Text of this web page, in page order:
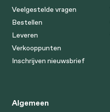
Veelgestelde vragen
Bestellen
Leveren
Verkooppunten
Inschrijven nieuwsbrief
Algemeen